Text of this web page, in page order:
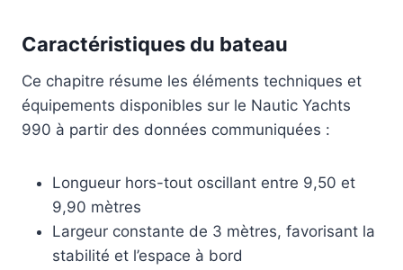
Caractéristiques du bateau
Ce chapitre résume les éléments techniques et
équipements disponibles sur le Nautic Yachts
990 à partir des données communiquées :
Longueur hors-tout oscillant entre 9,50 et
9,90 mètres
Largeur constante de 3 mètres, favorisant la
stabilité et l’espace à bord